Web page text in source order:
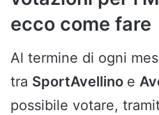
ecco come fare
Al termine di ogni
tra SportAvellino e
possibile votare,